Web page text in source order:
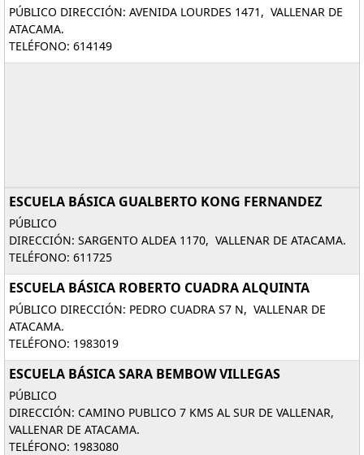
PÚBLICO DIRECCIÓN: AVENIDA LOURDES 1471, VALLENAR DE
ATACAMA.
TELÉFONO: 614149
ESCUELA BÁSICA GUALBERTO KONG FERNANDEZ
PÚBLICO
DIRECCIÓN: SARGENTO ALDEA 1170, VALLENAR DE ATACAMA.
TELÉFONO: 611725
ESCUELA BÁSICA ROBERTO CUADRA ALQUINTA
PÚBLICO DIRECCIÓN: PEDRO CUADRA S7 N, VALLENAR DE
ATACAMA.
TELÉFONO: 1983019
ESCUELA BÁSICA SARA BEMBOW VILLEGAS
PÚBLICO
DIRECCIÓN: CAMINO PUBLICO 7 KMS AL SUR DE VALLENAR,
VALLENAR DE ATACAMA.
TELÉFONO: 1983080